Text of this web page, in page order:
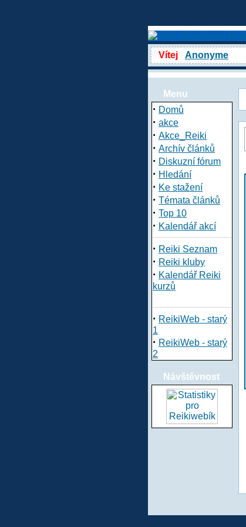
Vítej Anonyme
Menu
· Domů
· akce
· Akce_Reiki
· Archív článků
· Diskuzní fórum
· Hledání
· Ke stažení
· Témata článků
· Top 10
· Kalendář akcí
· Reiki Seznam
· Reiki kluby
· Kalendář Reiki
kurzů
· ReikiWeb - starý
1
· ReikiWeb - starý
2
Návštěvnost